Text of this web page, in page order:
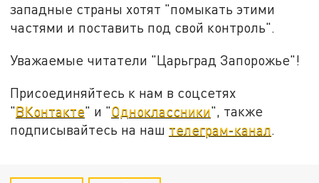
западные страны хотят "помыкать этими
частями и поставить под свой контроль".
Уважаемые читатели "Царьград Запорожье"!
Присоединяйтесь к нам в соцсетях
"ВКонтакте" и "Одноклассники", также
подписывайтесь на наш телеграм-канал.